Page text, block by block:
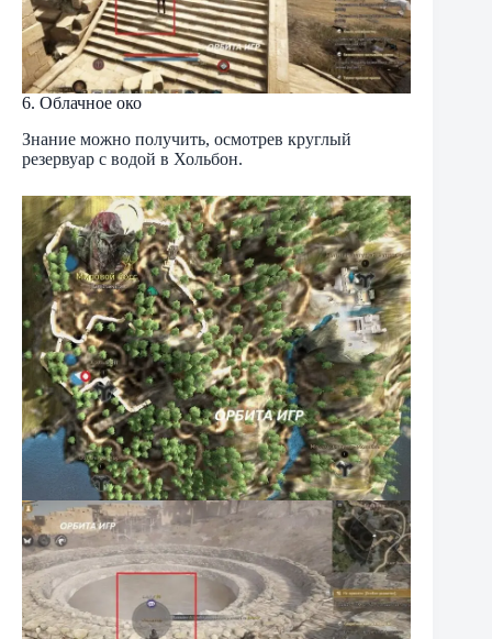
6. Облачное око
Знание можно получить, осмотрев круглый
резервуар с водой в Хольбон.